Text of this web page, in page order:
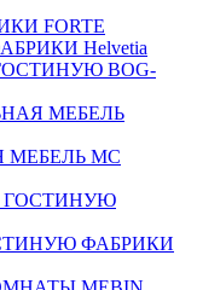
FORTE
Helvetia
BOG-
МЕБЕЛЬ
МЕБЕЛЬ MC
ГОСТИНУЮ
ФАБРИКИ